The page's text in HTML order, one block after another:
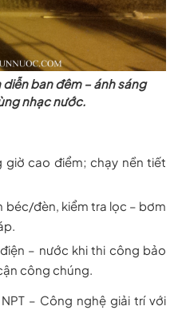
ban đêm – ánh sáng
nhạc nước.
giờ cao điểm; chạy nền tiết
béc/đèn, kiểm tra lọc – bơm
– nước khi thi công bảo
công chúng.
NPT – Công nghệ giải trí với